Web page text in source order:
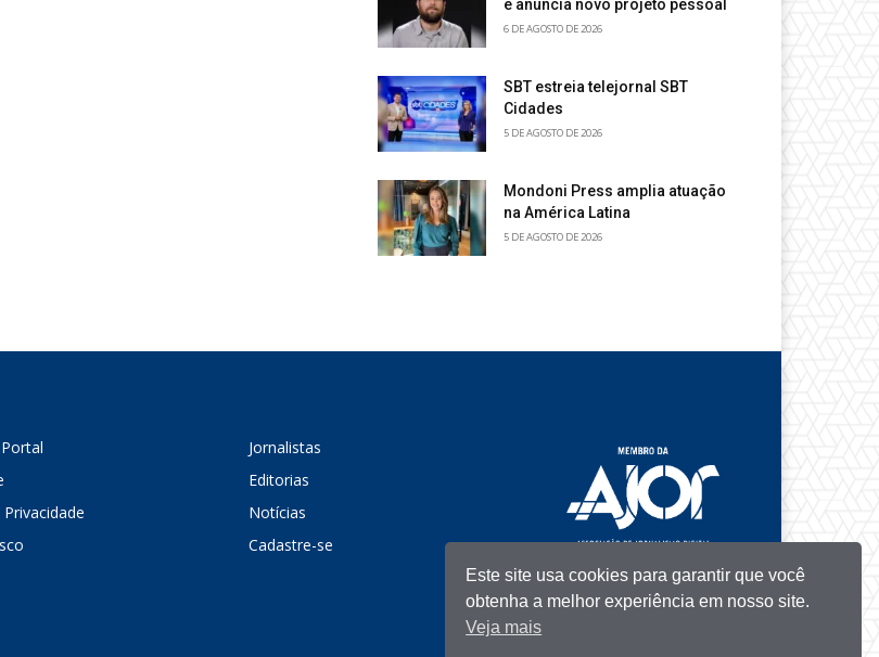
e anuncia novo projeto pessoal
6 DE AGOSTO DE 2026
SBT estreia telejornal SBT
Cidades
5 DE AGOSTO DE 2026
Mondoni Press amplia atuação
na América Latina
5 DE AGOSTO DE 2026
Jornalistas
Editorias
Notícias
Cadastre-se
Este site usa cookies para garantir que você
obtenha a melhor experiência em nosso site.
Veja mais